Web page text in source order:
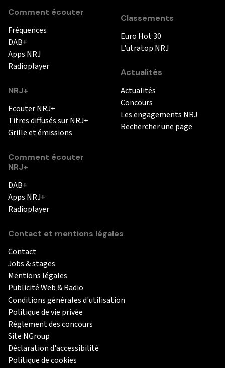
Comment écouter
Fréquences
DAB+
Apps NRJ
Radioplayer
NRJ+
Ecouter NRJ+
Titres diffusés sur NRJ+
Grille et émissions
Comment écouter
NRJ+
DAB+
Apps NRJ+
Radioplayer
Classements
Euro Hot 30
L'utratop NRJ
Actualités
Actualités
Concours
Les engagements NRJ
Rechercher une page
Contact et mentions légales
Contact
Jobs & stages
Mentions légales
Publicité Web & Radio
Conditions générales d'utilisation
Politique de vie privée
Règlement des concours
Site NGroup
Déclaration d'accessibilité
Politique de cookies